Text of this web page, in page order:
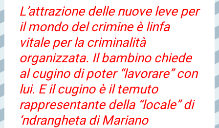
L’attrazione delle nuove leve per
il mondo del crimine è linfa
vitale per la criminalità
organizzata. Il bambino chiede
al cugino di poter “lavorare” con
lui. E il cugino è il temuto
rappresentante della “locale” di
‘ndrangheta di Mariano